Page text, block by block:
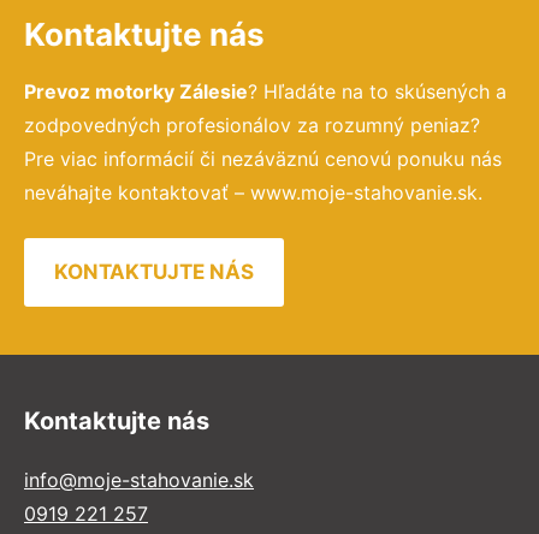
Kontaktujte nás
Prevoz motorky Zálesie? Hľadáte na to skúsených a
zodpovedných profesionálov za rozumný peniaz?
Pre viac informácií či nezáväznú cenovú ponuku nás
neváhajte kontaktovať – www.moje-stahovanie.sk.
KONTAKTUJTE NÁS
Kontaktujte nás
info@moje-stahovanie.sk
0919 221 257